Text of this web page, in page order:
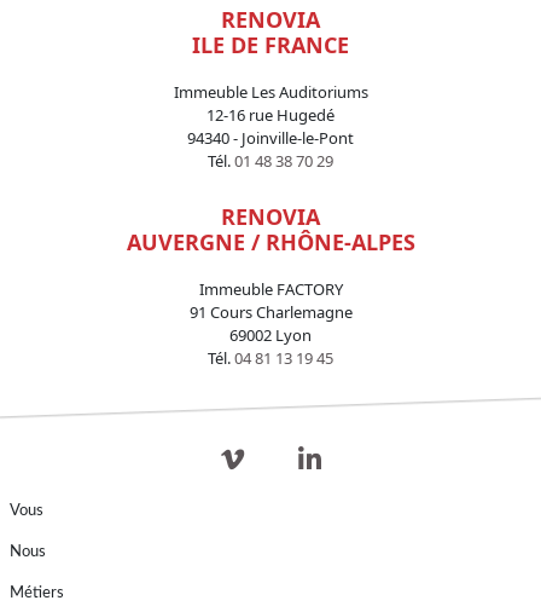
RENOVIA
ILE DE FRANCE
Immeuble Les Auditoriums
12-16 rue Hugedé
94340 - Joinville-le-Pont
Tél.01 48 38 70 29
RENOVIA
AUVERGNE / RHÔNE-ALPES
Immeuble FACTORY
91 Cours Charlemagne
69002 Lyon
Tél.04 81 13 19 45
Vous
Nous
Métiers